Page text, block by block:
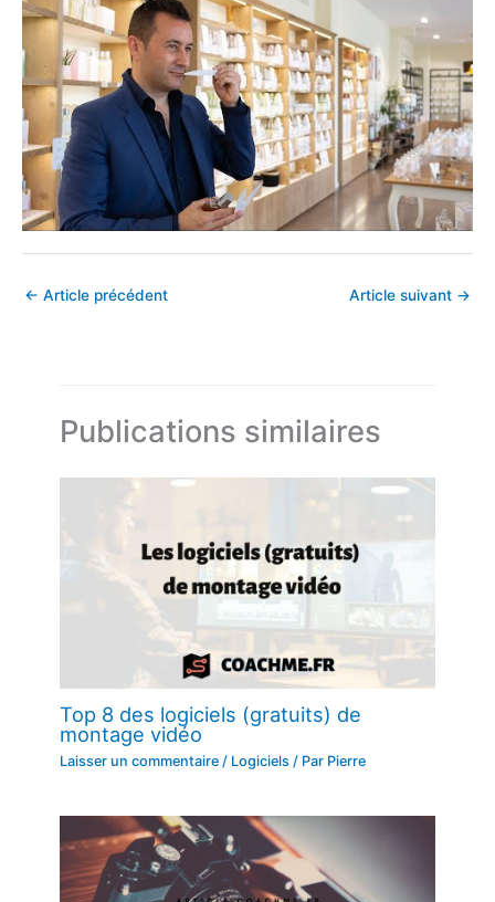
← Article précédent Article suivant →
Publications similaires
Top 8 des logiciels (gratuits) de
montage vidéo
Laisser un commentaire / Logiciels / Par Pierre